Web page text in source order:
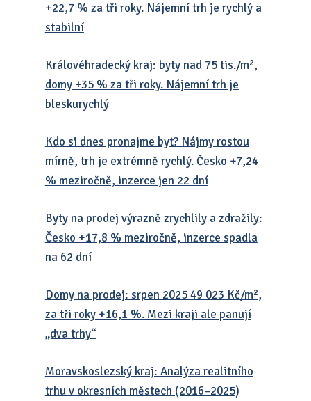
+22,7 % za tři roky. Nájemní trh je rychlý a
stabilní
Královéhradecký kraj: byty nad 75 tis./m²,
domy +35 % za tři roky. Nájemní trh je
bleskurychlý
Kdo si dnes pronajme byt? Nájmy rostou
mírně, trh je extrémně rychlý. Česko +7,24
% meziročně, inzerce jen 22 dní
Byty na prodej výrazně zrychlily a zdražily:
Česko +17,8 % meziročně, inzerce spadla
na 62 dní
Domy na prodej: srpen 2025 49 023 Kč/m²,
za tři roky +16,1 %. Mezi kraji ale panují
„dva trhy“
Moravskoslezský kraj: Analýza realitního
trhu v okresních městech (2016–2025)